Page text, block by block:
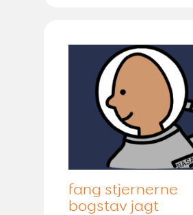
fang stjernerne
bogstav jagt